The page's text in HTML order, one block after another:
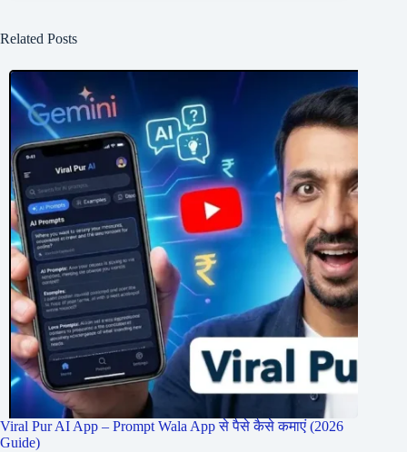
Related Posts
Viral Pur AI App – Prompt Wala App से पैसे कैसे कमाएं (2026
Guide)